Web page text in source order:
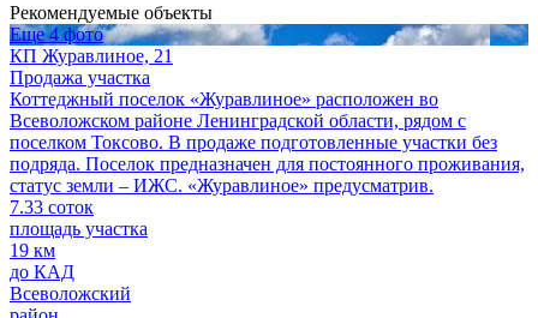
Рекомендуемые объекты
Еще 4 фото
КП Журавлиное, 21
Продажа участка
Коттеджный поселок «Журавлиное» расположен во
Всеволожском районе Ленинградской области, рядом с
поселком Токсово. В продаже подготовленные участки без
подряда. Поселок предназначен для постоянного проживания,
статус земли – ИЖС. «Журавлиное» предусматрив.
7.33 соток
площадь участка
19 км
до КАД
Всеволожский